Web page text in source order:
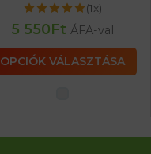
(1x)
5 550Ft ÁFA-val
OPCIÓK VÁLASZTÁSA